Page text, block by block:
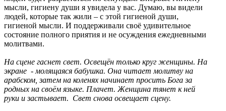
мысли, гигиену души я увидела у вас. Думаю, вы видели
людей, которые так жили – с этой гигиеной души,
гигиеной мысли. И поддерживали своё удивительное
состояние полного приятия и не осуждения ежедневными
молитвами.
На сцене гаснет свет. Освещён только круг женщины. На
экране - молящаяся бабушка. Она читает молитву на
арабском, затем на коленях начинает просить Бога за
родных на своём языке. Плачет. Женщина тянет к ней
руки и застывает. Свет снова освещает сцену.